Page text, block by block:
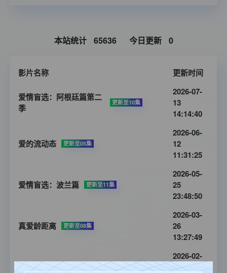
本站统计 65636 今日更新 0
影片名称 更新时间
爱情盲选：阿根廷篇第二
季
更新至10集
2026-07-
13
14:14:40
爱的流动态 更新至05集
2026-06-
12
11:31:25
爱情盲选：波兰篇 更新至11集
2026-05-
25
23:48:50
真爱龄距离 更新至08集
2026-03-
26
13:27:49
一级方程式：疾速争胜第八季 全8集
2026-02-
27